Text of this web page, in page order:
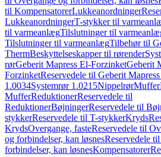
til KompensatorerLukkeanordninger
LukkeanordningerT-stykker til
til varmeanlægTilslutninger til
Tilslutninger til varmeanlægTilbehør til
ThermBeskyttelseskapper til rørender
rørGeberit Mapress El-ForzinketGeberit
ForzinketReservedele til Geberit
1.0034Systemrør 1.0215NippelrørMuffer
MufferReduktionerReservedele til
ReduktionerBøjningerReservedele til
stykkerReservedele til T-stykkerKryds
KrydsOvergange, fasteReservedele til
og forbindelser, kan løsnesReservedele
forbindelser, kan løsnesKompensatorer